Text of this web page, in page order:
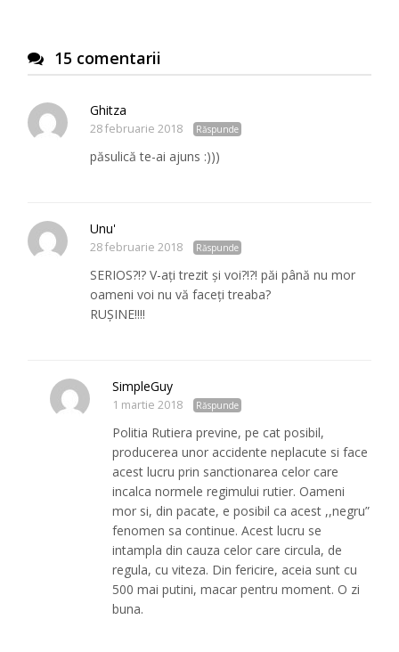
15 comentarii
Ghitza
28 februarie 2018 Răspunde
păsulică te-ai ajuns :)))
Unu'
28 februarie 2018 Răspunde
SERIOS?!? V-ați trezit și voi?!?! păi până nu mor
oameni voi nu vă faceți treaba?
RUȘINE!!!!
SimpleGuy
1 martie 2018 Răspunde
Politia Rutiera previne, pe cat posibil,
producerea unor accidente neplacute si face
acest lucru prin sanctionarea celor care
incalca normele regimului rutier. Oameni
mor si, din pacate, e posibil ca acest ,,negru”
fenomen sa continue. Acest lucru se
intampla din cauza celor care circula, de
regula, cu viteza. Din fericire, aceia sunt cu
500 mai putini, macar pentru moment. O zi
buna.